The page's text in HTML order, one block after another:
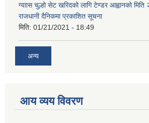
ग्याास चुल्हो सेट खरिदको लागि टेण्डर आह्वानको
राजधानी दैनिकमा प्रकाशित सूचना
मिति: 01/21/2021 - 18:49
अन्य
आय व्यय विवरण